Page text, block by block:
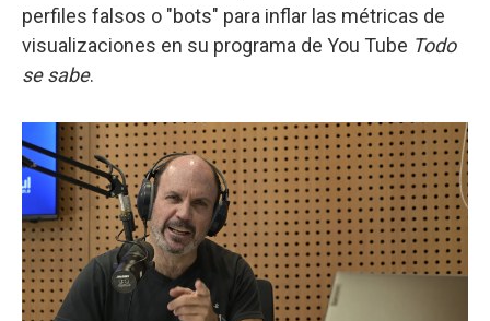
perfiles falsos o "bots" para inflar las métricas de
visualizaciones en su programa de You Tube Todo
se sabe.